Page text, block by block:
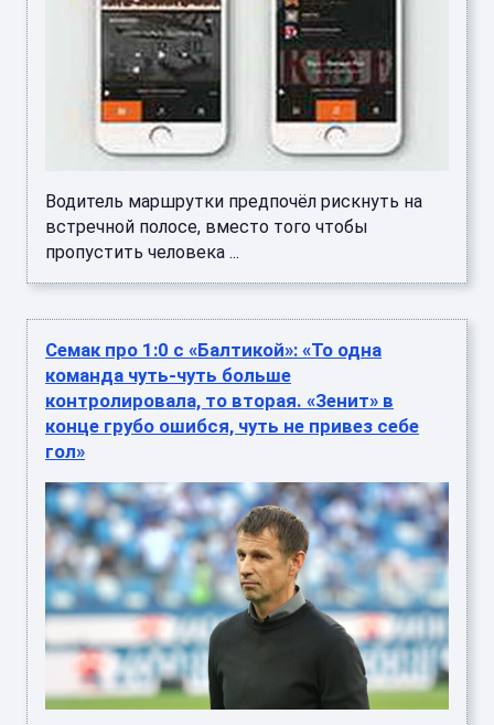
Водитель маршрутки предпочёл рискнуть на
встречной полосе, вместо того чтобы
пропустить человека ...
Семак про 1:0 с «Балтикой»: «То одна
команда чуть-чуть больше
контролировала, то вторая. «Зенит» в
конце грубо ошибся, чуть не привез себе
гол»